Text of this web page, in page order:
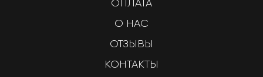
ОПЛАТА
О НАС
ОТЗЫВЫ
КОНТАКТЫ